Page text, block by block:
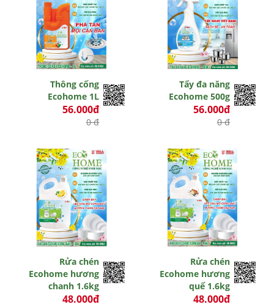
Thông cống
Ecohome 1L
56.000đ
0 đ
Tẩy đa năng
Ecohome 500g
56.000đ
0 đ
Rửa chén
Ecohome hương
chanh 1.6kg
48.000đ
Rửa chén
Ecohome hương
quế 1.6kg
48.000đ